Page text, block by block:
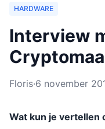
HARDWARE
Interview
Floris·6 november
Wat kun je vertellen